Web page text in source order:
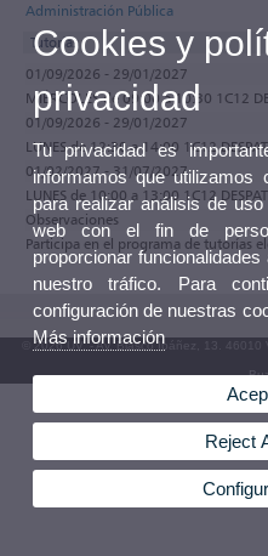
Administración Pública
Tutorías
01/09/2026 - 29/01/2027
MIÉRCOLES de 09:00 a 10:30 1C12
01/09/2026 - 29/01/2027
LUNES de 12:30 a 14:00 1C12
01/02/2027 - 31/07/2027
LUNES de 10:00 a 13:00 1C12
Observaciones
Participa en el programa de tutorías
© 2026 UV. - Av. Blasco Ibáñez, 13.
Cookies y
privacidad
Tu privacidad es
informamos que utilizamos
para realizar análisis de
web con el fin de
proporcionar
nuestro tráfico. Para
configuración de nuestras
Más información
Reject